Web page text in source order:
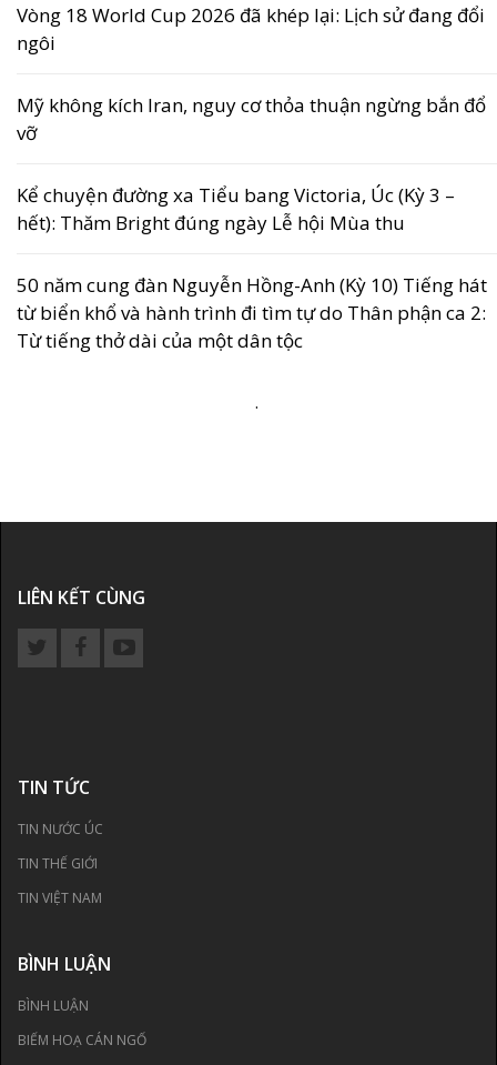
Vòng 18 World Cup 2026 đã khép lại: Lịch sử đang đổi
ngôi
Mỹ không kích Iran, nguy cơ thỏa thuận ngừng bắn đổ
vỡ
Kể chuyện đường xa Tiểu bang Victoria, Úc (Kỳ 3 –
hết): Thăm Bright đúng ngày Lễ hội Mùa thu
50 năm cung đàn Nguyễn Hồng-Anh (Kỳ 10) Tiếng hát
từ biển khổ và hành trình đi tìm tự do Thân phận ca 2:
Từ tiếng thở dài của một dân tộc
.
LIÊN KẾT CÙNG
TIN TỨC
TIN NƯỚC ÚC
TIN THẾ GIỚI
TIN VIỆT NAM
BÌNH LUẬN
BÌNH LUẬN
BIẾM HOẠ CÁN NGỐ